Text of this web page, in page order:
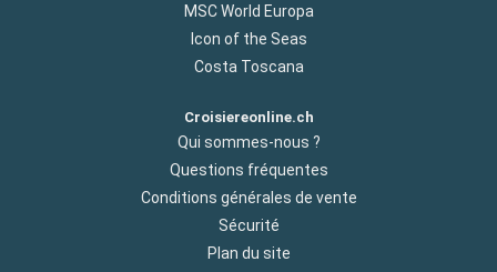
MSC World Europa
Icon of the Seas
Costa Toscana
Croisiereonline.ch
Qui sommes-nous ?
Questions fréquentes
Conditions générales de vente
Sécurité
Plan du site